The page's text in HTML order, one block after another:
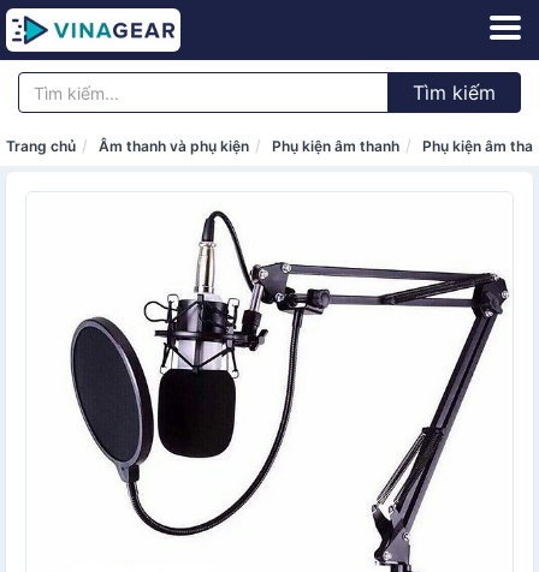
Tìm kiếm
Trang chủ Âm thanh và phụ kiện Phụ kiện âm thanh Phụ kiện âm